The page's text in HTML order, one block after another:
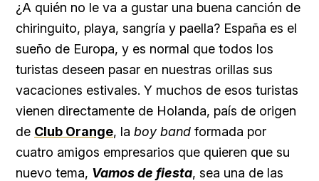
¿A quién no le va a gustar una buena canción de
chiringuito, playa, sangría y paella? España es el
sueño de Europa, y es normal que todos los
turistas deseen pasar en nuestras orillas sus
vacaciones estivales. Y muchos de esos turistas
vienen directamente de Holanda, país de origen
de Club Orange, la boy band formada por
cuatro amigos empresarios que quieren que su
nuevo tema, Vamos de fiesta, sea una de las